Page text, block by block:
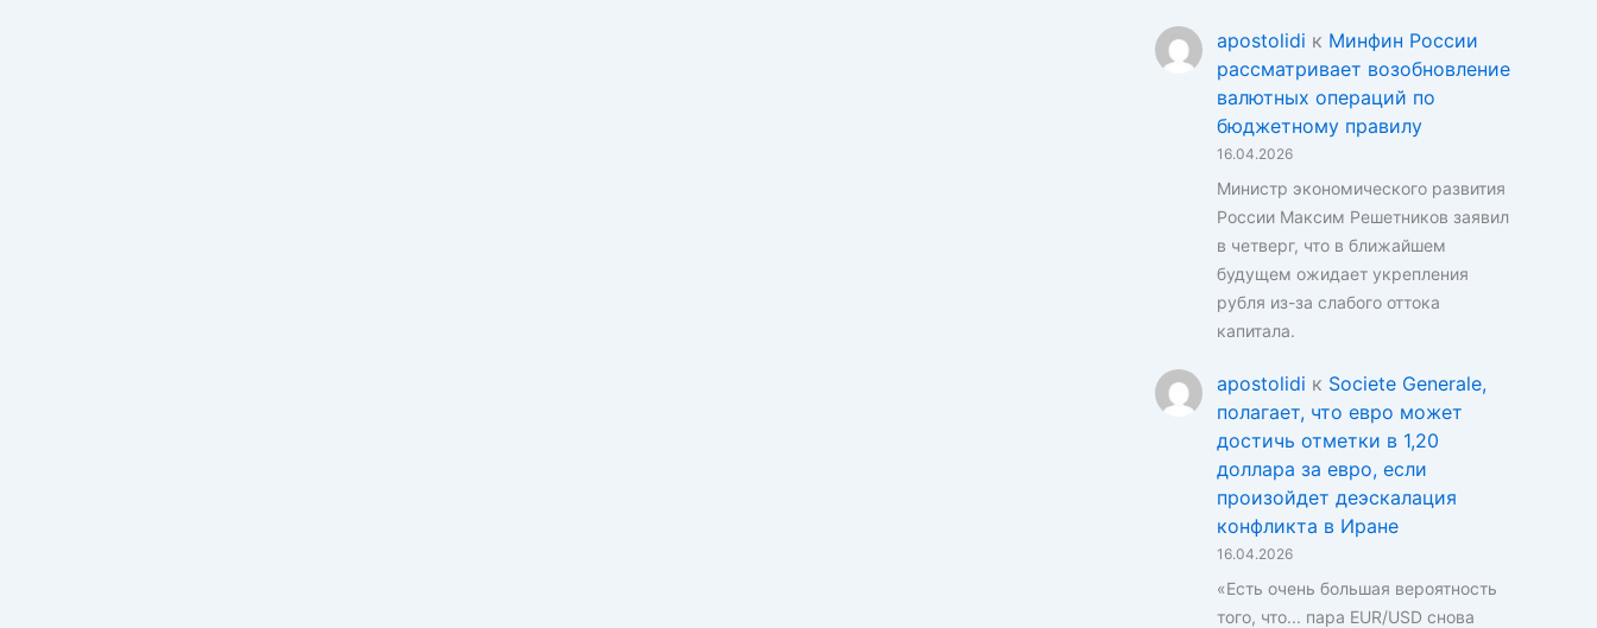
apostolidi к Минфин России
рассматривает возобновление
валютных операций по
бюджетному правилу
16.04.2026
Министр экономического развития
России Максим Решетников заявил
в четверг, что в ближайшем
будущем ожидает укрепления
рубля из-за слабого оттока
капитала.
apostolidi к Societe Generale,
полагает, что евро может
достичь отметки в 1,20
доллара за евро, если
произойдет деэскалация
конфликта в Иране
16.04.2026
«Есть очень большая вероятность
того, что... пара EUR/USD снова